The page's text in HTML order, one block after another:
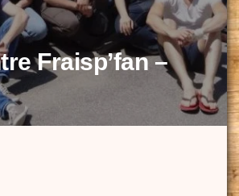
Fraisp’fan –